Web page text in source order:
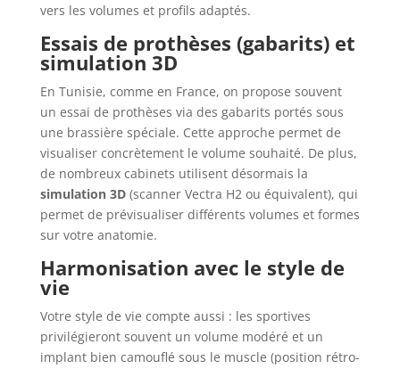
vers les volumes et profils adaptés.
Essais de prothèses (gabarits) et
simulation 3D
En Tunisie, comme en France, on propose souvent
un essai de prothèses via des gabarits portés sous
une brassière spéciale. Cette approche permet de
visualiser concrètement le volume souhaité. De plus,
de nombreux cabinets utilisent désormais la
simulation 3D(scanner Vectra H2 ou équivalent), qui
permet de prévisualiser différents volumes et formes
sur votre anatomie.
Harmonisation avec le style de
vie
Votre style de vie compte aussi : les sportives
privilégieront souvent un volume modéré et un
implant bien camouflé sous le muscle (position rétro-